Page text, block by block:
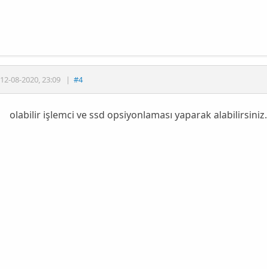
12-08-2020,23:09 | #4
olabilir işlemci ve ssd opsiyonlaması yaparak alabilirsiniz.